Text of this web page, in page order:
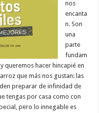
nos
encanta
n. Son
una
parte
fundam
queremos hacer hincapié en
que más nos gustan: las
preparar de infinidad de
tengas por casa como con
pero lo innegable es